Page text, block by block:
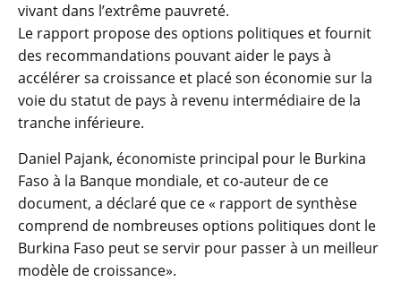
vivant dans l’extrême pauvreté.
Le rapport propose des options politiques et fournit
des recommandations pouvant aider le pays à
accélérer sa croissance et placé son économie sur la
voie du statut de pays à revenu intermédiaire de la
tranche inférieure.
Daniel Pajank, économiste principal pour le Burkina
Faso à la Banque mondiale, et co-auteur de ce
document, a déclaré que ce « rapport de synthèse
comprend de nombreuses options politiques dont le
Burkina Faso peut se servir pour passer à un meilleur
modèle de croissance».